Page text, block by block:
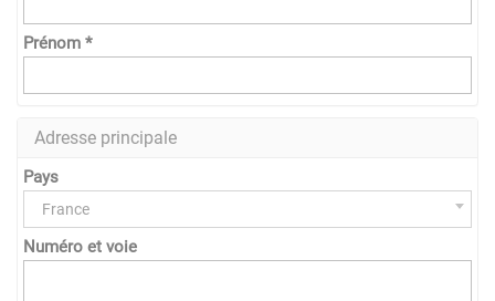
Prénom *
Adresse principale
Pays
France
Numéro et voie